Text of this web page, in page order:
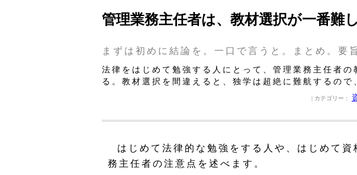
管理業務主任者は、教材選択が一番難
まずは初めに結論を。一口で言うと。まとめ。要
法律をはじめて勉強する人にとって、管理業務主任者
る。教材選択を間違えると、独学は超絶に難航するので
| カテゴリー：
はじめて法律的な勉強をする人や、はじめて
務主任者の注意点を述べます。